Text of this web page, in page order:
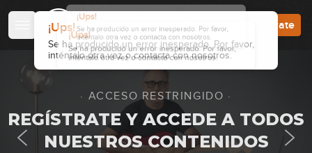
Accede Regístrate
· ACCESO RESTRINGIDO ·
REGÍSTRATE Y ACCEDE A TODOS
NUESTROS CONTENIDOS